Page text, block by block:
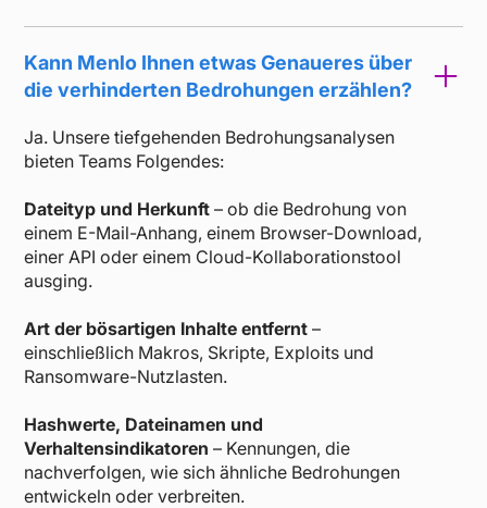
Kann Menlo Ihnen etwas Genaueres über
die verhinderten Bedrohungen erzählen?
Ja. Unsere tiefgehenden Bedrohungsanalysen
bieten Teams Folgendes:
Dateityp und Herkunft – ob die Bedrohung von
einem E-Mail-Anhang, einem Browser-Download,
einer API oder einem Cloud-Kollaborationstool
ausging.
Art der bösartigen Inhalte entfernt–
einschließlich Makros, Skripte, Exploits und
Ransomware-Nutzlasten.
Hashwerte, Dateinamen und
Verhaltensindikatoren– Kennungen, die
nachverfolgen, wie sich ähnliche Bedrohungen
entwickeln oder verbreiten.